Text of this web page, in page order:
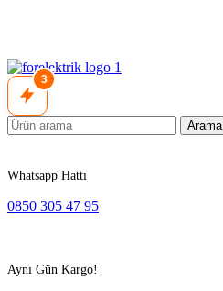
3
Arama
Whatsapp Hattı
0850 305 47 95
Aynı Gün Kargo!